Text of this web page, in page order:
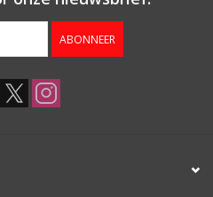
ABONNEER